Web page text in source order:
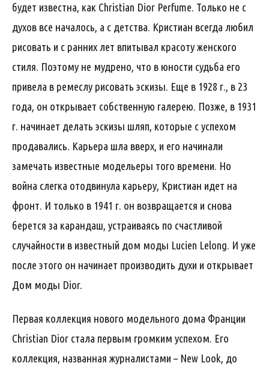
будет известна, как Christian Dior Perfume. Только не с
духов все началось, а с детства. Кристиан всегда любил
рисовать и с ранних лет впитывал красоту женского
стиля. Поэтому не мудрено, что в юности судьба его
привела в ремеслу рисовать эскизы. Еще в 1928 г., в 23
года, он открывает собственную галерею. Позже, в 1931
г. начинает делать эскизы шляп, которые с успехом
продавались. Карьера шла вверх, и его начинали
замечать известные модельеры того времени. Но
война слегка отодвинула карьеру, Кристиан идет на
фронт. И только в 1941 г. он возвращается и снова
берется за карандаш, устраиваясь по счастливой
случайности в известный дом моды Lucien Lelong. И уже
после этого он начинает производить духи и открывает
Дом моды Dior.
Первая коллекция нового модельного дома Франции
Christian Dior стала первым громким успехом. Его
коллекция, названная журналистами – New Look, до